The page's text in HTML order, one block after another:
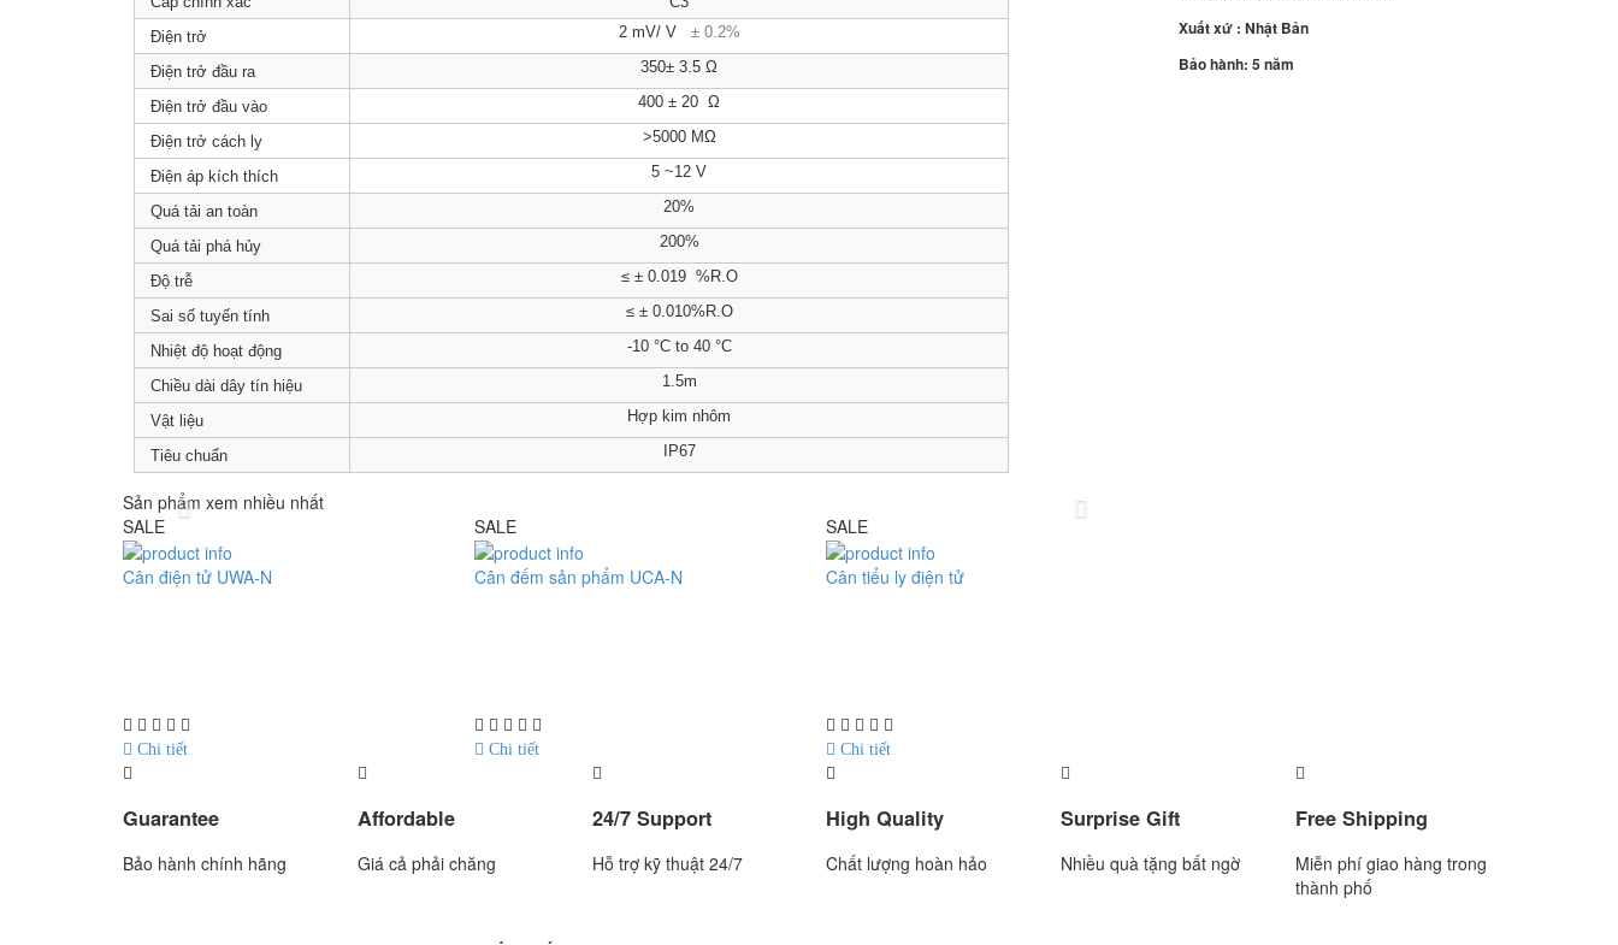
Điện trở
2 mV/ V ± 0.2%
Điện trở đầu ra 350± 3.5 Ω
Điện trở đầu vào 400 ± 20 Ω
Điện trở cách ly >5000 MΩ
Điện áp kích thích 5 ~12 V
Quá tải an toàn 20%
Quá tải phá hủy 200%
Độ trễ ≤ ± 0.019 %R.O
Sai số tuyến tính ≤ ± 0.010%R.O
Nhiệt độ hoạt động -10 °C to 40 °C
Chiều dài dây tín hiệu 1.5m
Vật liệu Hợp kim nhôm
Tiêu chuẩn IP67
Xuất xứ : Nhật Bản
Bảo hành: 5 năm
Sản phẩm xem nhiều nhất
SALE
Cân điện tử UWA-N
Chi tiết
SALE
Cân đếm sản phẩm UCA-N
Chi tiết
SALE
Cân tiểu ly điện tử
Chi tiết
Guarantee
Bảo hành chính hãng
Affordable
Giá cả phải chăng
24/7 Support
Hỗ trợ kỹ thuật 24/7
High Quality
Chất lượng hoàn hảo
Surprise Gift
Nhiều quà tặng bất ngờ
Free Shipping
Miễn phí giao hàng trong
thành phố